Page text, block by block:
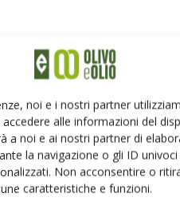
noi e i nostri partner
alle informazioni del
a noi e ai nostri partner di
la navigazione o gli ID
Non acconsentire o
caratteristiche e funzioni.